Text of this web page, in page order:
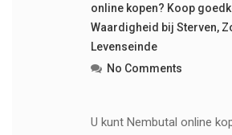
online kopen? Koop
Waardigheid bij Sterven,
Levenseinde
No Comments
U kunt Nembutal online